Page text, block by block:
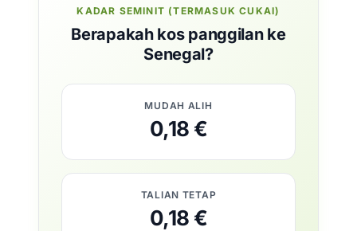
KADAR SEMINIT (TERMASUK CUKAI)
Berapakah kos panggilan ke
Senegal?
MUDAH ALIH
0,18 €
TALIAN TETAP
0,18 €